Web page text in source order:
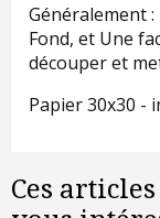
Généralement
Fond, et Une
découper et
Papier 30x30 -
Ces